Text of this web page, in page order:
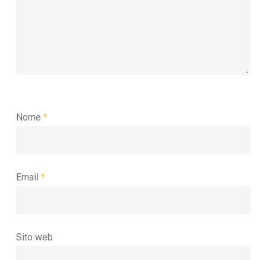
Nome *
Email *
Sito web